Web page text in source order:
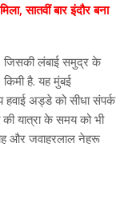
सातवीं बार इंदौर बना
जिसकी लंबाई समुद्र के
है. यह मुंबई
हवाई अड्डे को सीधा संपर्क
यात्रा के समय को भी
और जवाहरलाल नेहरू